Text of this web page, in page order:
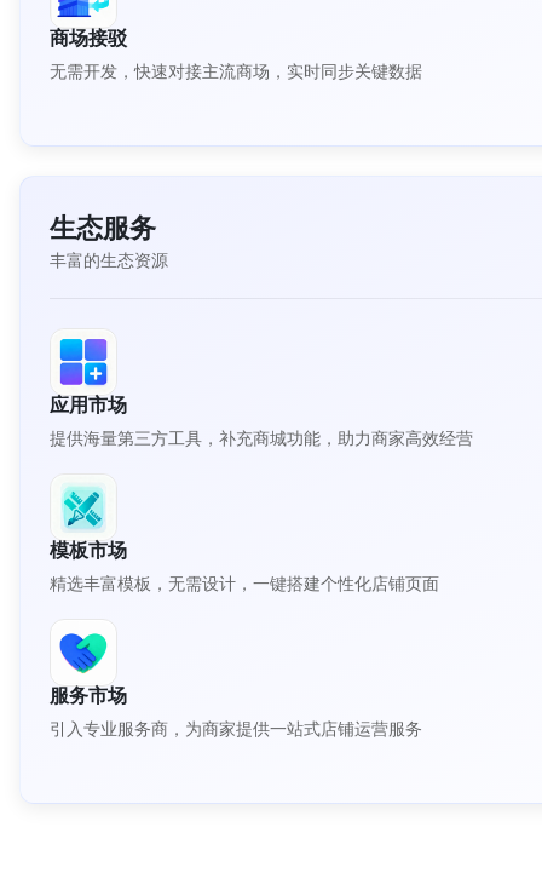
商场接驳
无需开发，快速对接主流商场，实时同步关键数据
生态服务
丰富的生态资源
应用市场
提供海量第三方工具，补充商城功能，助力商家高效经营
模板市场
精选丰富模板，无需设计，一键搭建个性化店铺页面
服务市场
引入专业服务商，为商家提供一站式店铺运营服务